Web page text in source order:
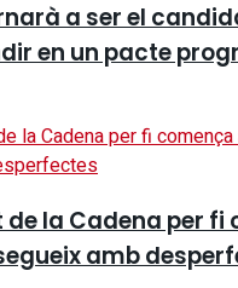
a ser el
en un pacte
de la Cadena per fi
amb